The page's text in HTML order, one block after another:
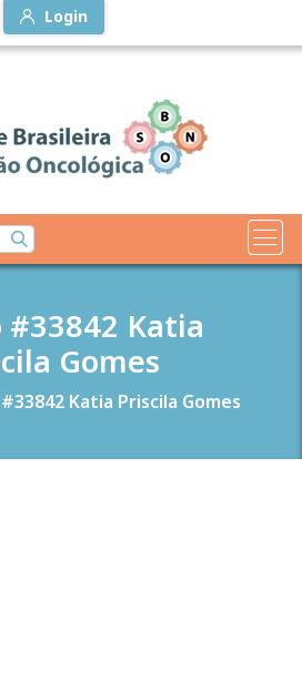
Login
#33842 Katia
Gomes
Katia Priscila Gomes